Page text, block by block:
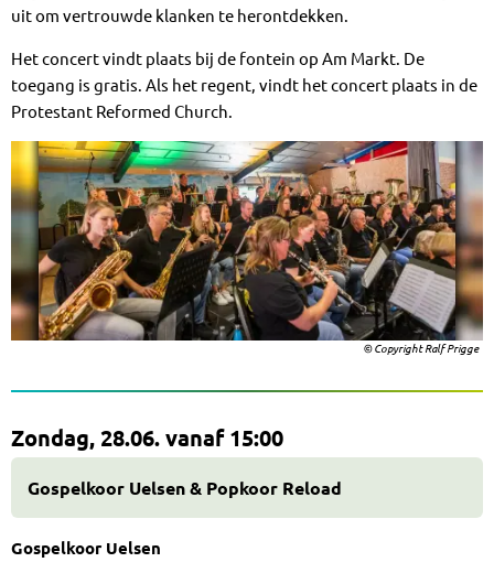
uit om vertrouwde klanken te herontdekken.
Het concert vindt plaats bij de fontein op Am Markt. De
toegang is gratis. Als het regent, vindt het concert plaats in de
Protestant Reformed Church.
© Copyright Ralf Prigge
Zondag, 28.06. vanaf 15:00
Gospelkoor Uelsen & Popkoor Reload
Gospelkoor Uelsen